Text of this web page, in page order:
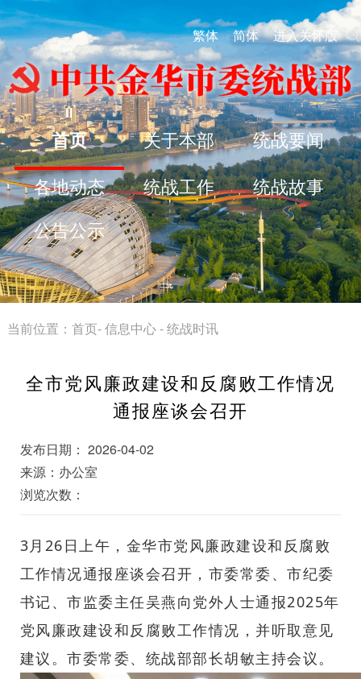
繁体 简体 进入关怀版
首页 关于本部 统战要闻
各地动态 统战工作 统战故事
公告公示
当前位置： 首页-信息中心-统战时讯
全市党风廉政建设和反腐败工作情况
通报座谈会召开
发布日期： 2026-04-02
来源：办公室
浏览次数：
3月26日上午，金华市党风廉政建设和反腐败
工作情况通报座谈会召开，市委常委、市纪委
书记、市监委主任吴燕向党外人士通报2025年
党风廉政建设和反腐败工作情况，并听取意见
建议。市委常委、统战部部长胡敏主持会议。